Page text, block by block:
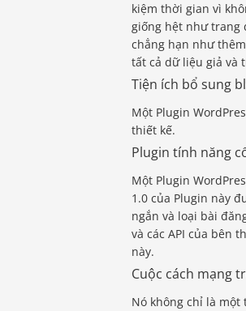
kiệm thời gian vì
giống hệt như trang
chẳng hạn như thêm
tất cả dữ liệu giả và
Tiện ích bổ sung
Một Plugin
thiết kế.
Plugin tính năng
Một Plugin
1.0 của Plugin này
ngắn và loại bài
và các API của bên
này.
Cuộc cách mạng
Nó không chỉ là